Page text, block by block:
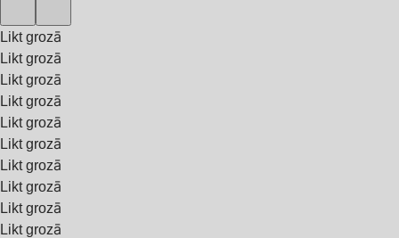
Likt grozā
Likt grozā
Likt grozā
Likt grozā
Likt grozā
Likt grozā
Likt grozā
Likt grozā
Likt grozā
Likt grozā